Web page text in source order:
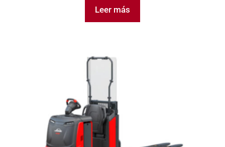
Leer más